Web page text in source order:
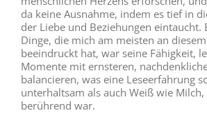
da keine Ausnahme, indem es tief in
der Liebe und Beziehungen eintaucht.
Dinge, die mich am meisten an
beeindruckt hat, war seine Fähigkeit,
Momente mit ernsteren,
balancieren, was eine Leseerfahrung
unterhaltsam als auch Weiß wie
berührend war.